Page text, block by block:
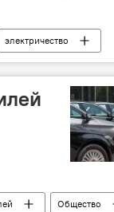
электричество
Общество